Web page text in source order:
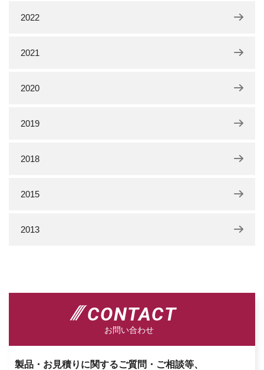
2022
2021
2020
2019
2018
2015
2013
CONTACT
お問い合わせ
製品・お見積りに関するご質問・ご相談等、